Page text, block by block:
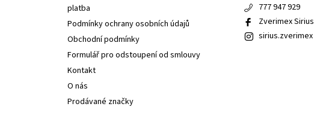
platba
Podmínky ochrany osobních údajů
Obchodní podmínky
Formulář pro odstoupení od smlouvy
Kontakt
O nás
Prodávané značky
777 947 929
Zverimex Sirius
sirius.zverimex